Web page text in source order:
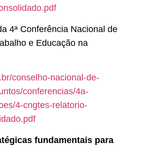
4ª Conferência Nacional de
e Educação na
conselho-nacional-de-
conferencias/4a-
4-cngtes-relatorio-
fundamentais para